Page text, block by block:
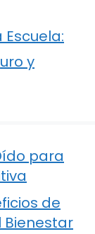
y
para
de
Bienestar